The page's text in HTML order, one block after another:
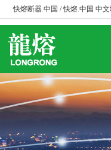
快熔断器.中国 / 快熔.中国 中